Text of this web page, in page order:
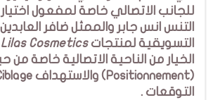
للجانب الاتصالي خاصة لمفعول
التنس انس جابر والممثل ضافر
التسويقية لمنتجاتLilas Cosmetics
الخيار من الناحية الاتصالية خاصة
التوقعات .